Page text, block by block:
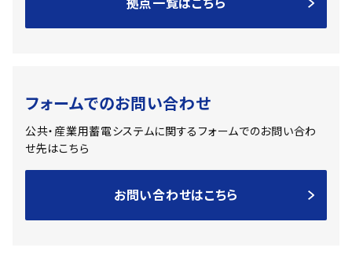
フォームでのお問い合わせ
公共・産業用蓄電システムに関するフォームでのお問い合わ
せ先はこちら
お問い合わせはこちら